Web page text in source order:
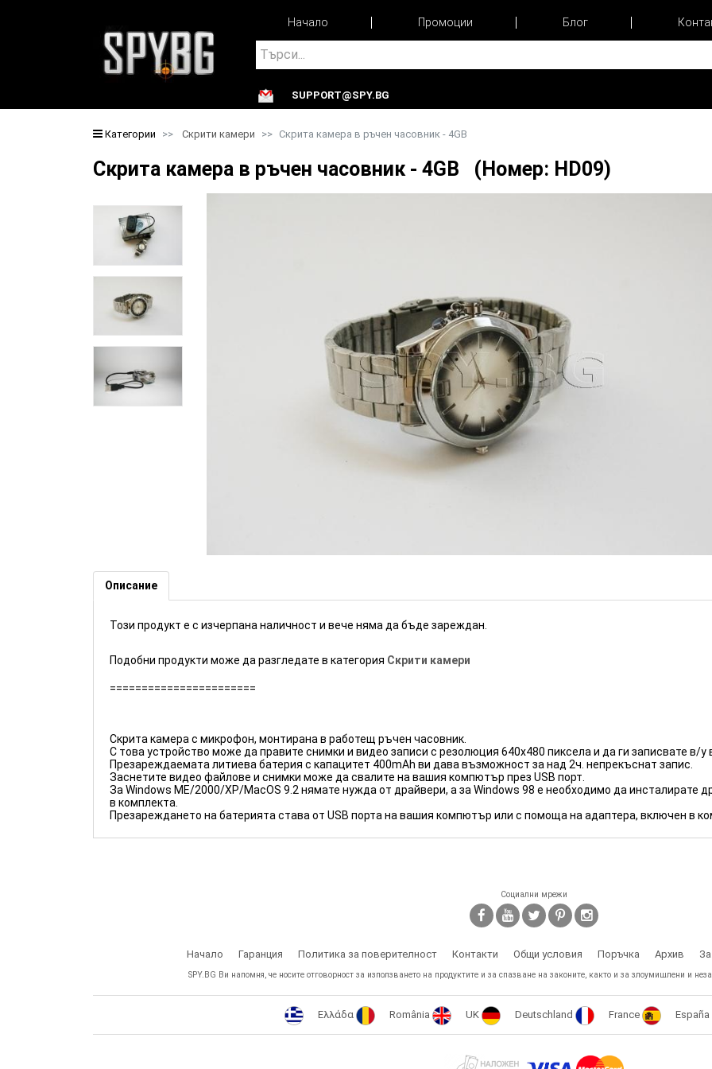
Начало Промоции Блог
Search
SUPPORT@SPY.BG
Категории Скрити камери Скрита камера в ръчен часовник - 4GB
Скрита камера в ръчен часовник - 4GB (Номер: HD09)
Скрита камера в ръчен часовник - 4GB (Номер: HD09)
Описание
Този продукт е с изчерпана наличност и вече няма да бъде зареждан.
Подобни продукти може да разгледате в категория Скрити камери
=======================
Скрита камера с микрофон, монтирана в работещ ръчен часовник.
С това устройство може да правите снимки и видео записи с резолюция 640х480 пиксела и да ги записвате в/у
Презареждаемата литиева батерия с капацитет 400mAh ви дава възможност за над 2ч. непрекъснат запис.
Заснетите видео файлове и снимки може да свалите на вашия компютър през USB порт.
За Windows ME/2000/XP/MacOS 9.2 нямате нужда от драйвери, а за Windows 98 е необходимо да инсталирате
в комплекта.
Презареждането на батерията става от USB порта на вашия компютър или с помоща на адаптера, включен в
Социални мрежи
Начало Гаранция Политика за поверителност Контакти Общи условия Поръчка Архив
SPY.BG Ви напомня, че носите отговорност за използването на продуктите и за спазване на законите, както и за злоумишлени и
Ελλάδα România UK Deutschland France España